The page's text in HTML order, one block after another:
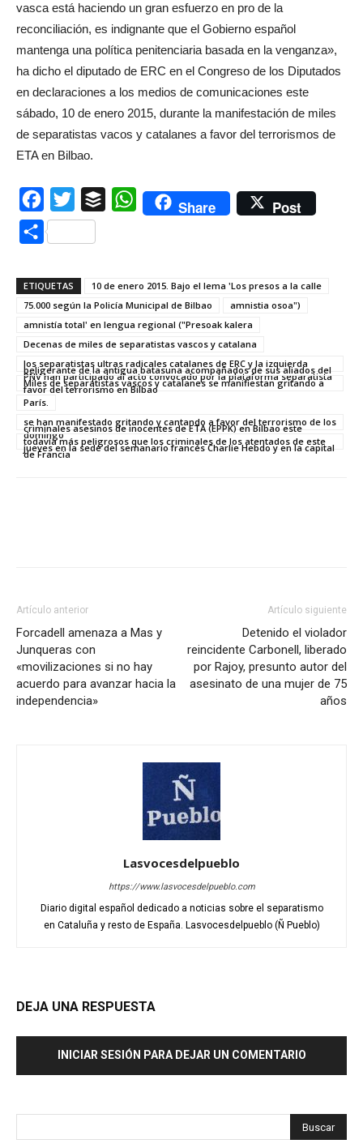
vasca está haciendo un gran esfuerzo en pro de la
reconciliación, es indignante que el Gobierno español
mantenga una política penitenciaria basada en la venganza»,
ha dicho el diputado de ERC en el Congreso de los Diputados
en declaraciones a los medios de comunicaciones este
sábado, 10 de enero 2015, durante la manifestación de miles
de separatistas vacos y catalanes a favor del terrorismos de
ETA en Bilbao.
Facebook
Twitter Buffer WhatsAppShare Post
Compartir
ETIQUETAS
10 de enero 2015. Bajo el lema 'Los presos a la calle
75.000 según la Policía Municipal de Bilbao
amnistia osoa")
amnistía total' en lengua regional ("Presoak kalera
Decenas de miles de separatistas vascos y catalana
los separatistas ultras radicales catalanes de ERC y la izquierda
beligerante de la antigua batasuna acompañados de sus aliados del
PNV han participado al acto convocado por la plataforma separatista
Miles de separatistas vascos y catalanes se manifiestan gritando a
favor del terrorismo en Bilbao
París.
se han manifestado gritando y cantando a favor del terrorismo de los
criminales asesinos de inocentes de ETA (EPPK) en Bilbao este
domingo
todavía más peligrosos que los criminales de los atentados de este
jueves en la sede del semanario francés Charlie Hebdo y en la capital
de Francia
Artículo anterior
Forcadell amenaza a Mas y
Junqueras con
«movilizaciones si no hay
acuerdo para avanzar hacia la
independencia»
Artículo siguiente
Detenido el violador
reincidente Carbonell, liberado
por Rajoy, presunto autor del
asesinato de una mujer de 75
años
Lasvocesdelpueblo
https://www.lasvocesdelpueblo.com
Diario digital español dedicado a noticias sobre el separatismo
en Cataluña y resto de España. Lasvocesdelpueblo (Ñ Pueblo)
DEJA UNA RESPUESTA
INICIAR SESIÓN PARA DEJAR UN COMENTARIO